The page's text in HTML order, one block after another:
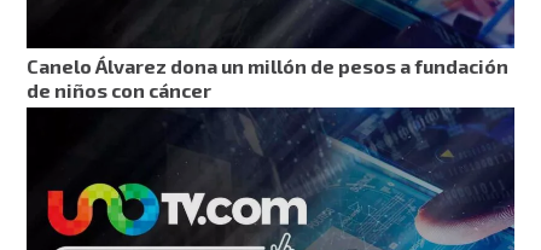
Canelo Álvarez dona un millón de pesos a fundación
de niños con cáncer